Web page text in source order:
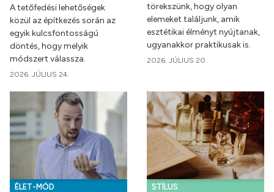
A tetőfedési lehetőségek
közül az építkezés során az
egyik kulcsfontosságú
döntés, hogy melyik
módszert válassza.
2026. JÚLIUS 24.
törekszünk, hogy olyan
elemeket találjunk, amik
esztétikai élményt nyújtanak,
ugyanakkor praktikusak is.
2026. JÚLIUS 20.
ÉLET-MÓD STÍLUS